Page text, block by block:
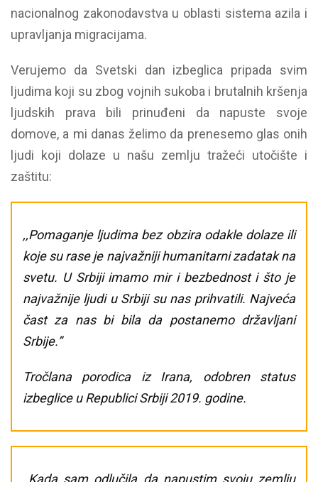
nacionalnog zakonodavstva u oblasti sistema azila i
upravljanja migracijama.
Verujemo da Svetski dan izbeglica pripada svim
ljudima koji su zbog vojnih sukoba i brutalnih kršenja
ljudskih prava bili prinuđeni da napuste svoje
domove, a mi danas želimo da prenesemo glas onih
ljudi koji dolaze u našu zemlju tražeći utočište i
zaštitu:
,,Pomaganje ljudima bez obzira odakle dolaze ili
koje su rase je najvažniji humanitarni zadatak na
svetu. U Srbiji imamo mir i bezbednost i što je
najvažnije ljudi u Srbiji su nas prihvatili. Najveća
čast za nas bi bila da postanemo državljani
Srbije.”
Tročlana porodica iz Irana, odobren status
izbeglice u Republici Srbiji 2019. godine.
,,Kada sam odlučila da napustim svoju zemlju